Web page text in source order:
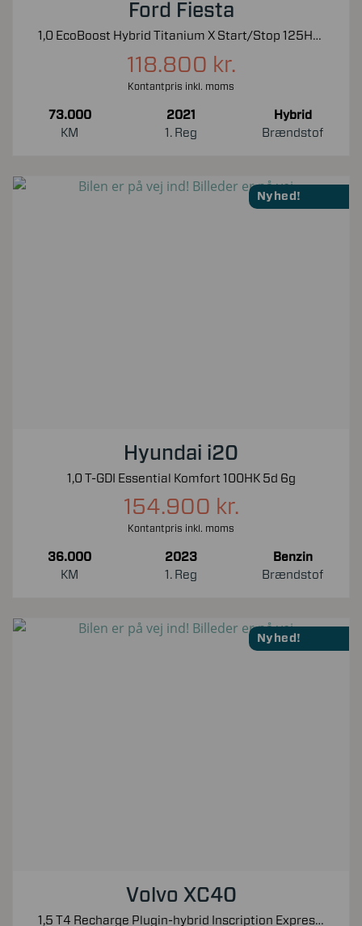
Ford Fiesta
1,0 EcoBoost Hybrid Titanium X Start/Stop 125HK 5d 6g
118.800 kr.
Kontantpris inkl. moms
73.000
KM
2021
1. Reg
Hybrid
Brændstof
Nyhed!
Hyundai i20
1,0 T-GDI Essential Komfort 100HK 5d 6g
154.900 kr.
Kontantpris inkl. moms
36.000
KM
2023
1. Reg
Benzin
Brændstof
Nyhed!
Volvo XC40
1,5 T4 Recharge Plugin-hybrid Inscription Expression 211HK 5d 7g Aut.